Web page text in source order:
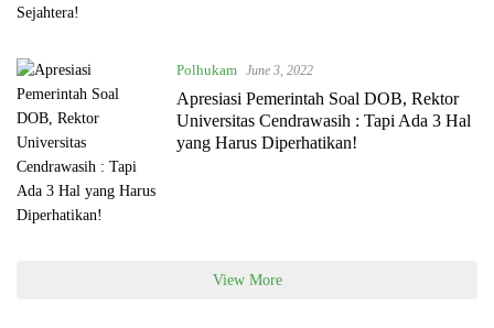
Polhukam June 3, 2022
Apresiasi Pemerintah Soal DOB, Rektor
Universitas Cendrawasih : Tapi Ada 3 Hal
yang Harus Diperhatikan!
View More